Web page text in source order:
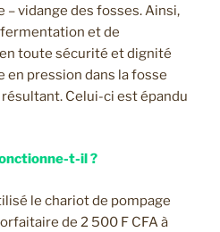
– vidange des fosses. Ainsi,
fermentation et de
toute sécurité et dignité
en pression dans la fosse
Celui-ci est épandu
t-il ?
le chariot de pompage
de 2 500 F CFA à